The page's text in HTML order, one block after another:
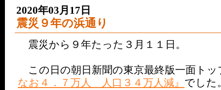
2020年03月17日
震災９年の浜通り
震災から９年たった３月１１日。
この日の朝日新聞の東京最終版一面トッ
なお４．７万人 人口３４万人減』 でした